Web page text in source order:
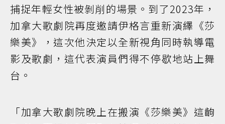
捕捉年輕女性被剝削的場景。到了2023年，
加拿大歌劇院再度邀請伊格言重新演繹《莎
樂美》，這次他決定以全新視角同時執導電
影及歌劇，這代表演員們得不停歇地站上舞
台。
「加拿大歌劇院晚上在搬演《莎樂美》這齣